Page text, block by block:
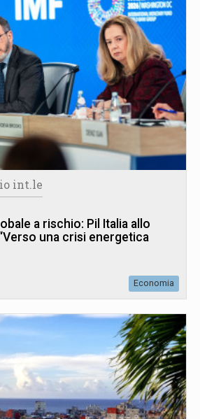
int.le
a rischio: Pil Italia allo
una crisi energetica
Economia